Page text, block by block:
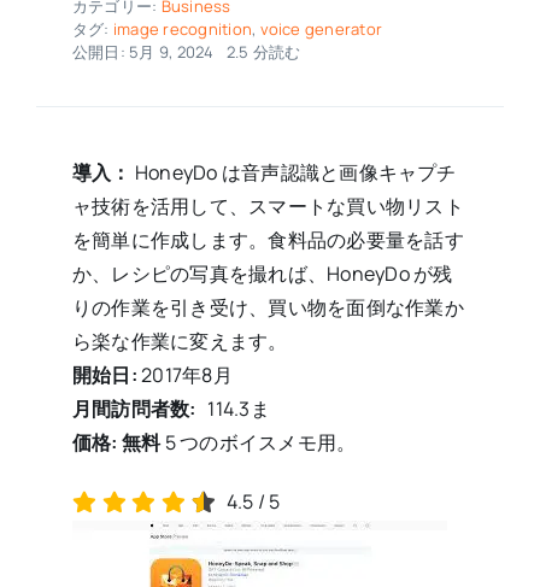
カテゴリー: Business
タグ: image recognition, voice generator
公開日: 5月 9, 2024
2.5 分読む
導入： HoneyDo は音声認識と画像キャプチ
ャ技術を活用して、スマートな買い物リスト
を簡単に作成します。食料品の必要量を話す
か、レシピの写真を撮れば、HoneyDo が残
りの作業を引き受け、買い物を面倒な作業か
ら楽な作業に変えます。
開始日:2017年8月
月間訪問者数: 114.3 ま
価格: 無料5 つのボイスメモ用。
4.5 / 5